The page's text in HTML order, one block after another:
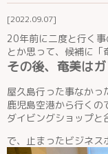
2022.09.07
20年前に二度と行く事
とか思って、候補に「
その後、奄美はガ
屋久島行った事なかっ
鹿児島空港から行くの
ダイビングショップと
で、止まったビジネス